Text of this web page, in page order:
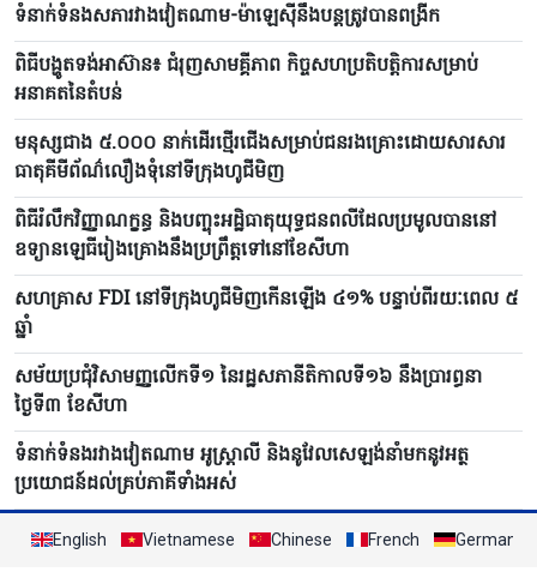
ទំនាក់ទំនងសភារវាងវៀតណាម-ម៉ាឡេស៊ីនឹងបន្តត្រូវបានពង្រីក
ពិធីបង្ហូតទង់អាស៊ាន៖ ជំរុញសាមគ្គីភាព កិច្ចសហប្រតិបត្តិការសម្រាប់
អនាគតនៃតំបន់
មនុស្សជាង ៥.០០០ នាក់ដើរថ្មើរជើងសម្រាប់ជនរងគ្រោះដោយសារសារ
ធាតុគីមីព័ណ៌លឿងទុំនៅទីក្រុងហូជីមិញ
ពិធីរំលឹកវិញ្ញាណក្ខន្ធ និងបញ្ចុះអដ្ឋិធាតុយុទ្ធជនពលីដែលប្រមូលបាននៅ
ឧទ្យានឡេធីរៀងគ្រោងនឹងប្រព្រឹត្តទៅនៅខែសីហា
សហគ្រាស FDI នៅទីក្រុងហូជីមិញកើនឡើង ៤១% បន្ទាប់ពីរយៈពេល ៥
ឆ្នាំ
សម័យប្រជុំវិសាមញ្ញលើកទី១ នៃរដ្ឋសភានីតិកាលទី១៦ នឹងប្រារព្ធនា
ថ្ងៃទី៣ ខែសីហា
ទំនាក់ទំនងរវាងវៀតណាម អូស្ត្រាលី និងនូវែលសេឡង់នាំមកនូវអត្ថ
ប្រយោជន៍ដល់គ្រប់ភាគីទាំងអស់
English Vietnamese Chinese French German